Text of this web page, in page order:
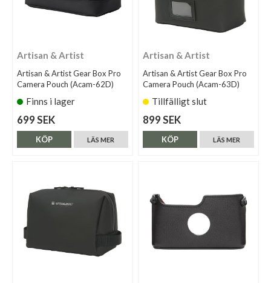
Artisan & Artist
Artisan & Artist Gear Box Pro
Camera Pouch (Acam-62D)
Finns i lager
699 SEK
LÄS MER
KÖP
Artisan & Artist
Artisan & Artist Gear Box Pro
Camera Pouch (Acam-63D)
Tillfälligt slut
899 SEK
LÄS MER
KÖP